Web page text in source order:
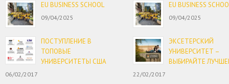
EU BUSINESS SCHOOL
09/04/2025
ПОСТУПЛЕНИЕ В
ТОПОВЫЕ
УНИВЕРСИТЕТЫ США
06/02/2017
EU BUSINESS
09/04/2025
ЭКСЕТЕРСКИЙ
УНИВЕРСИТЕТ –
ВЫБИРАЙТЕ
22/02/2017